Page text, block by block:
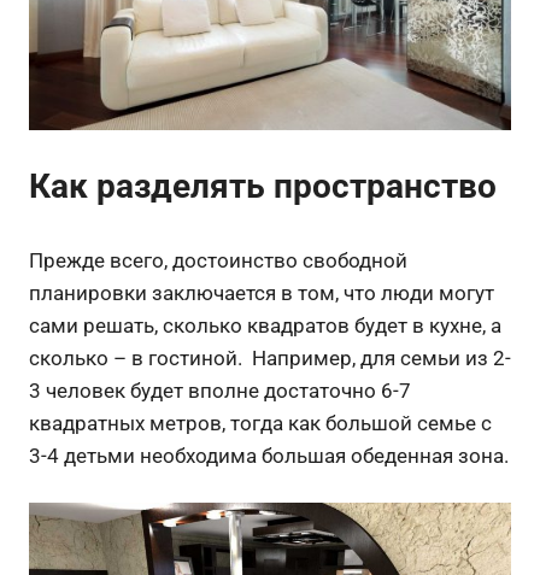
Как разделять пространство
Прежде всего, достоинство свободной
планировки заключается в том, что люди могут
сами решать, сколько квадратов будет в кухне, а
сколько – в гостиной. Например, для семьи из 2-
3 человек будет вполне достаточно 6-7
квадратных метров, тогда как большой семье с
3-4 детьми необходима большая обеденная зона.